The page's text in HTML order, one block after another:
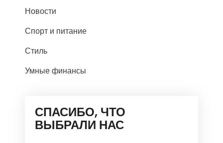
Новости
Спорт и питание
Стиль
Умные финансы
СПАСИБО, ЧТО
ВЫБРАЛИ НАС